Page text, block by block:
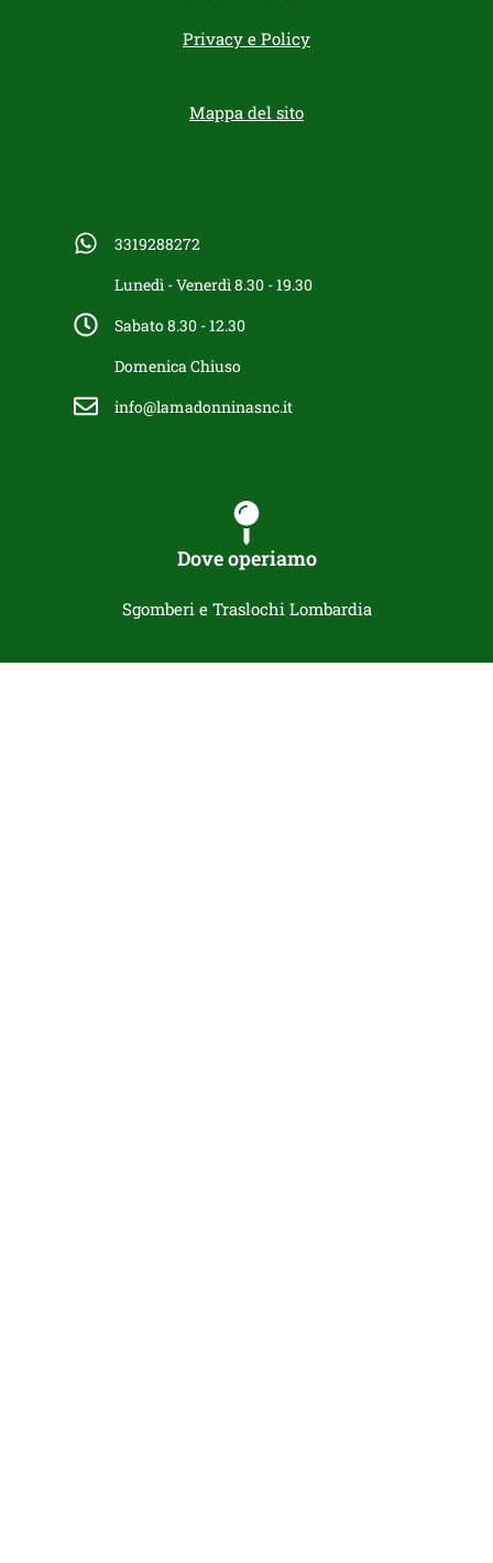
Privacy e Policy
Mappa del sito
3319288272
Lunedì - Venerdì 8.30 - 19.30
Sabato 8.30 - 12.30
Domenica Chiuso
info@lamadonninasnc.it
Dove operiamo
Sgomberi e Traslochi Lombardia